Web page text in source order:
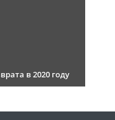
в 2020 году